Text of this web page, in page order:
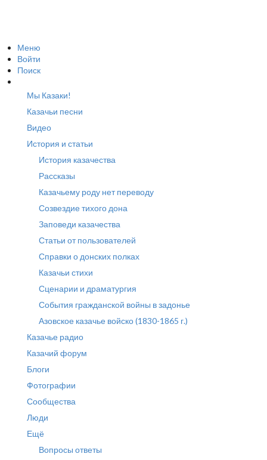
Меню
Войти
Поиск
Мы Казаки!
Казачьи песни
Видео
История и статьи
История казачества
Рассказы
Казачьему роду нет переводу
Созвездие тихого дона
Заповеди казачества
Статьи от пользователей
Справки о донских полках
Казачьи стихи
Сценарии и драматургия
События гражданской войны в задонье
Азовское казачье войско (1830-1865 г.)
Казачье радио
Казачий форум
Блоги
Фотографии
Сообщества
Люди
Ещё
Вопросы ответы